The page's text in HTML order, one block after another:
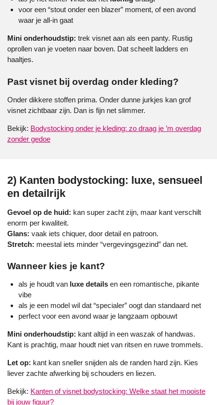
voor een “stout onder een blazer” moment, of een avond
waar je all-in gaat
Mini onderhoudstip: trek visnet aan als een panty. Rustig
oprollen van je voeten naar boven. Dat scheelt ladders en
haaltjes.
Past visnet bij overdag onder kleding?
Onder dikkere stoffen prima. Onder dunne jurkjes kan grof
visnet zichtbaar zijn. Dan is fijn net slimmer.
Bekijk: Bodystocking onder je kleding: zo draag je ’m overdag
zonder gedoe
2) Kanten bodystocking: luxe, sensueel
en detailrijk
Gevoel op de huid: kan super zacht zijn, maar kant verschilt
enorm per kwaliteit.
Glans: vaak iets chiquer, door detail en patroon.
Stretch: meestal iets minder “vergevingsgezind” dan net.
Wanneer kies je kant?
als je houdt van luxe detailsen een romantische, pikante
vibe
als je een model wil dat “specialer” oogt dan standaard net
perfect voor een avond waar je langzaam opbouwt
Mini onderhoudstip: kant altijd in een waszak of handwas.
Kant is prachtig, maar houdt niet van ritsen en ruwe trommels.
Let op: kant kan sneller snijden als de randen hard zijn. Kies
liever zachte afwerking bij schouders en liezen.
Bekijk: Kanten of visnet bodystocking: Welke staat het mooiste
bij jouw figuur?